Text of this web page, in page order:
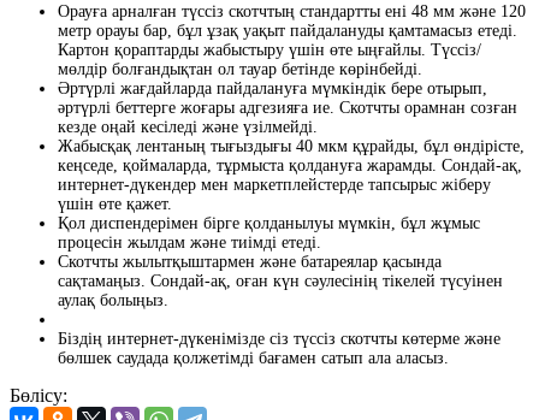
Орауға арналған түссіз скотчтың стандартты ені 48 мм және 120
метр орауы бар, бұл ұзақ уақыт пайдалануды қамтамасыз етеді.
Картон қораптарды жабыстыру үшін өте ыңғайлы. Түссіз/
мөлдір болғандықтан ол тауар бетінде көрінбейді.
Әртүрлі жағдайларда пайдалануға мүмкіндік бере отырып,
әртүрлі беттерге жоғары адгезияға ие. Скотчты орамнан созған
кезде оңай кесіледі және үзілмейді.
Жабысқақ лентаның тығыздығы 40 мкм құрайды, бұл өндірісте,
кеңседе, қоймаларда, тұрмыста қолдануға жарамды. Сондай-ақ,
интернет-дүкендер мен маркетплейстерде тапсырыс жіберу
үшін өте қажет.
Қол диспендерімен бірге қолданылуы мүмкін, бұл жұмыс
процесін жылдам және тиімді етеді.
Скотчты жылытқыштармен және батареялар қасында
сақтамаңыз. Сондай-ақ, оған күн сәулесінің тікелей түсуінен
аулақ болыңыз.
Біздің интернет-дүкенімізде сіз түссіз скотчты көтерме және
бөлшек саудада қолжетімді бағамен сатып ала аласыз.
Бөлісу: